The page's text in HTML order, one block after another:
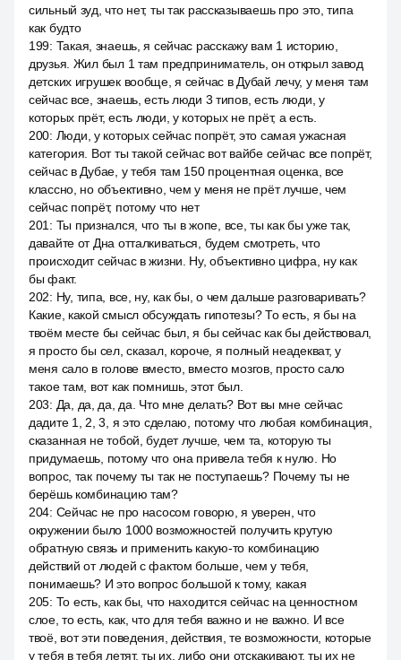
сильный зуд, что нет, ты так рассказываешь про это, типа
как будто
199: Такая, знаешь, я сейчас расскажу вам 1 историю,
друзья. Жил был 1 там предприниматель, он открыл завод
детских игрушек вообще, я сейчас в Дубай лечу, у меня там
сейчас все, знаешь, есть люди 3 типов, есть люди, у
которых прёт, есть люди, у которых не прёт, а есть.
200: Люди, у которых сейчас попрёт, это самая ужасная
категория. Вот ты такой сейчас вот вайбе сейчас все попрёт,
сейчас в Дубае, у тебя там 150 процентная оценка, все
классно, но объективно, чем у меня не прёт лучше, чем
сейчас попрёт, потому что нет
201 : Ты признался, что ты в жопе, все, ты как бы уже так,
давайте от Дна отталкиваться, будем смотреть, что
происходит сейчас в жизни. Ну, объективно цифра, ну как
бы факт.
202: Ну, типа, все, ну, как бы, о чем дальше разговаривать?
Какие, какой смысл обсуждать гипотезы? То есть, я бы на
твоём месте бы сейчас был, я бы сейчас как бы действовал,
я просто бы сел, сказал, короче, я полный неадекват, у
меня сало в голове вместо, вместо мозгов, просто сало
такое там, вот как помнишь, этот был.
203: Да, да, да, да. Что мне делать? Вот вы мне сейчас
дадите 1, 2, 3, я это сделаю, потому что любая комбинация,
сказанная не тобой, будет лучше, чем та, которую ты
придумаешь, потому что она привела тебя к нулю. Но
вопрос, так почему ты так не поступаешь? Почему ты не
берёшь комбинацию там?
204: Сейчас не про насосом говорю, я уверен, что
окружении было 1000 возможностей получить крутую
обратную связь и применить какую-то комбинацию
действий от людей с фактом больше, чем у тебя,
понимаешь? И это вопрос большой к тому, какая
205: То есть, как бы, что находится сейчас на ценностном
слое, то есть, как, что для тебя важно и не важно. И все
твоё, вот эти поведения, действия, те возможности, которые
у тебя в тебя летят, ты их, либо они отскакивают, ты их не